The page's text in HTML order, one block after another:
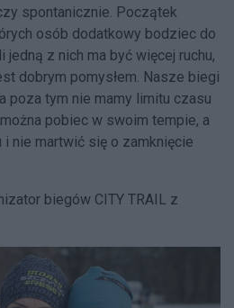
spontanicznie. Początek
osób dodatkowy bodziec do
z nich ma być więcej ruchu,
dobrym pomysłem. Nasze biegi
poza tym nie mamy limitu czasu
pobiec w swoim tempie, a
nie martwić się o zamknięcie
biegów CITY TRAIL z